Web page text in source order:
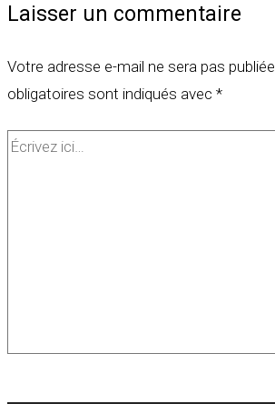
Laisser un commentaire
Votre adresse e-mail ne sera pas publiée.
obligatoires sont indiqués avec *
Écrivez